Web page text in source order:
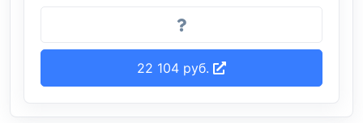
22 104 руб.